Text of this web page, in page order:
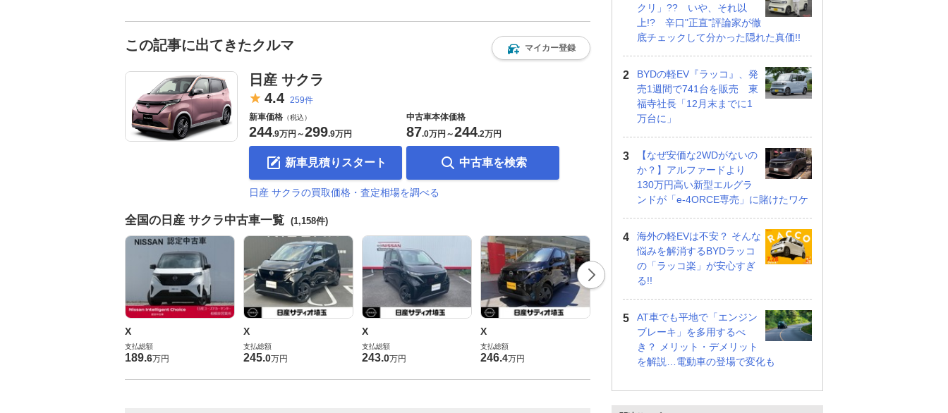
この記事に出てきたクルマ マイカー登録
日産 サクラ
4.4 259件
新車価格 （税込）
244.9万円 ～299.9万円
新車見積りスタート
中古車本体価格
87.0万円 ～244.2万円
中古車を検索
日産 サクラの買取価格・査定相場を調べる
全国の日産 サクラ中古車一覧 (1,158件)
X
支払総額
189.6万円
X
支払総額
245.0万円
X
支払総額
243.0万円
X
支払総額
246.4万円
万円
X
241 0万円
クリ」?? いや、それ以
上!? 辛口"正直"評論家が徹
底チェックして分かった隠れた真価!!
BYDの軽EV『ラッコ』、発
売1週間で741台を販売 東
福寺社長「12月末までに1
万台に」
【なぜ安価な2WDがないの
か？】アルファードより
130万円高い新型エルグラ
ンドが「e-4ORCE専売」に賭けたワケ
海外の軽EVは不安？ そんな
悩みを解消するBYDラッコ
の「ラッコ楽」が安心すぎ
る!!
AT車でも平地で「エンジン
ブレーキ」を多用するべ
き？ メリット・デメリット
を解説…電動車の登場で変化も